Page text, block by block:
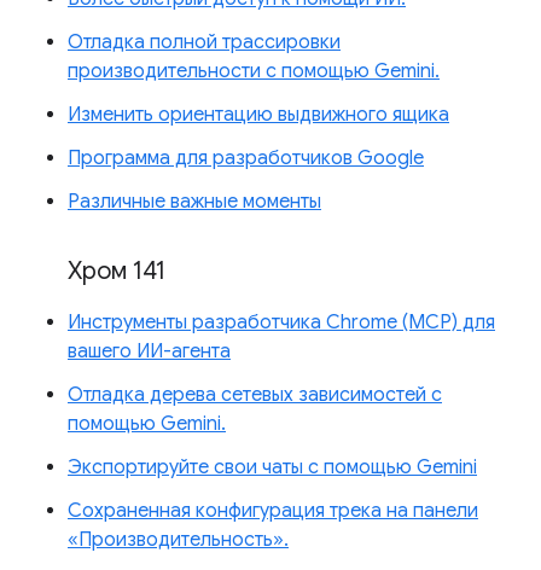
Отладка полной трассировки
производительности с помощью Gemini.
Изменить ориентацию выдвижного ящика
Программа для разработчиков Google
Различные важные моменты
Хром 141
Инструменты разработчика Chrome (MCP) для
вашего ИИ-агента
Отладка дерева сетевых зависимостей с
помощью Gemini.
Экспортируйте свои чаты с помощью Gemini
Сохраненная конфигурация трека на панели
«Производительность».